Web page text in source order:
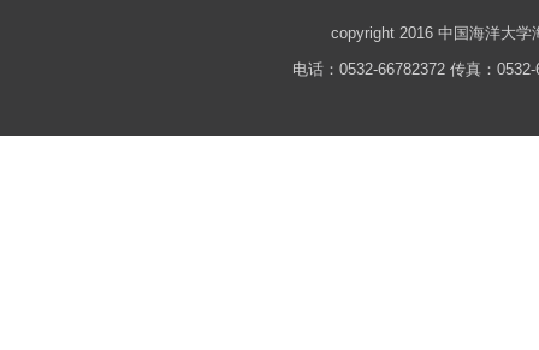
copyright 2016 中国海洋大学
电话：0532-66782372 传真：